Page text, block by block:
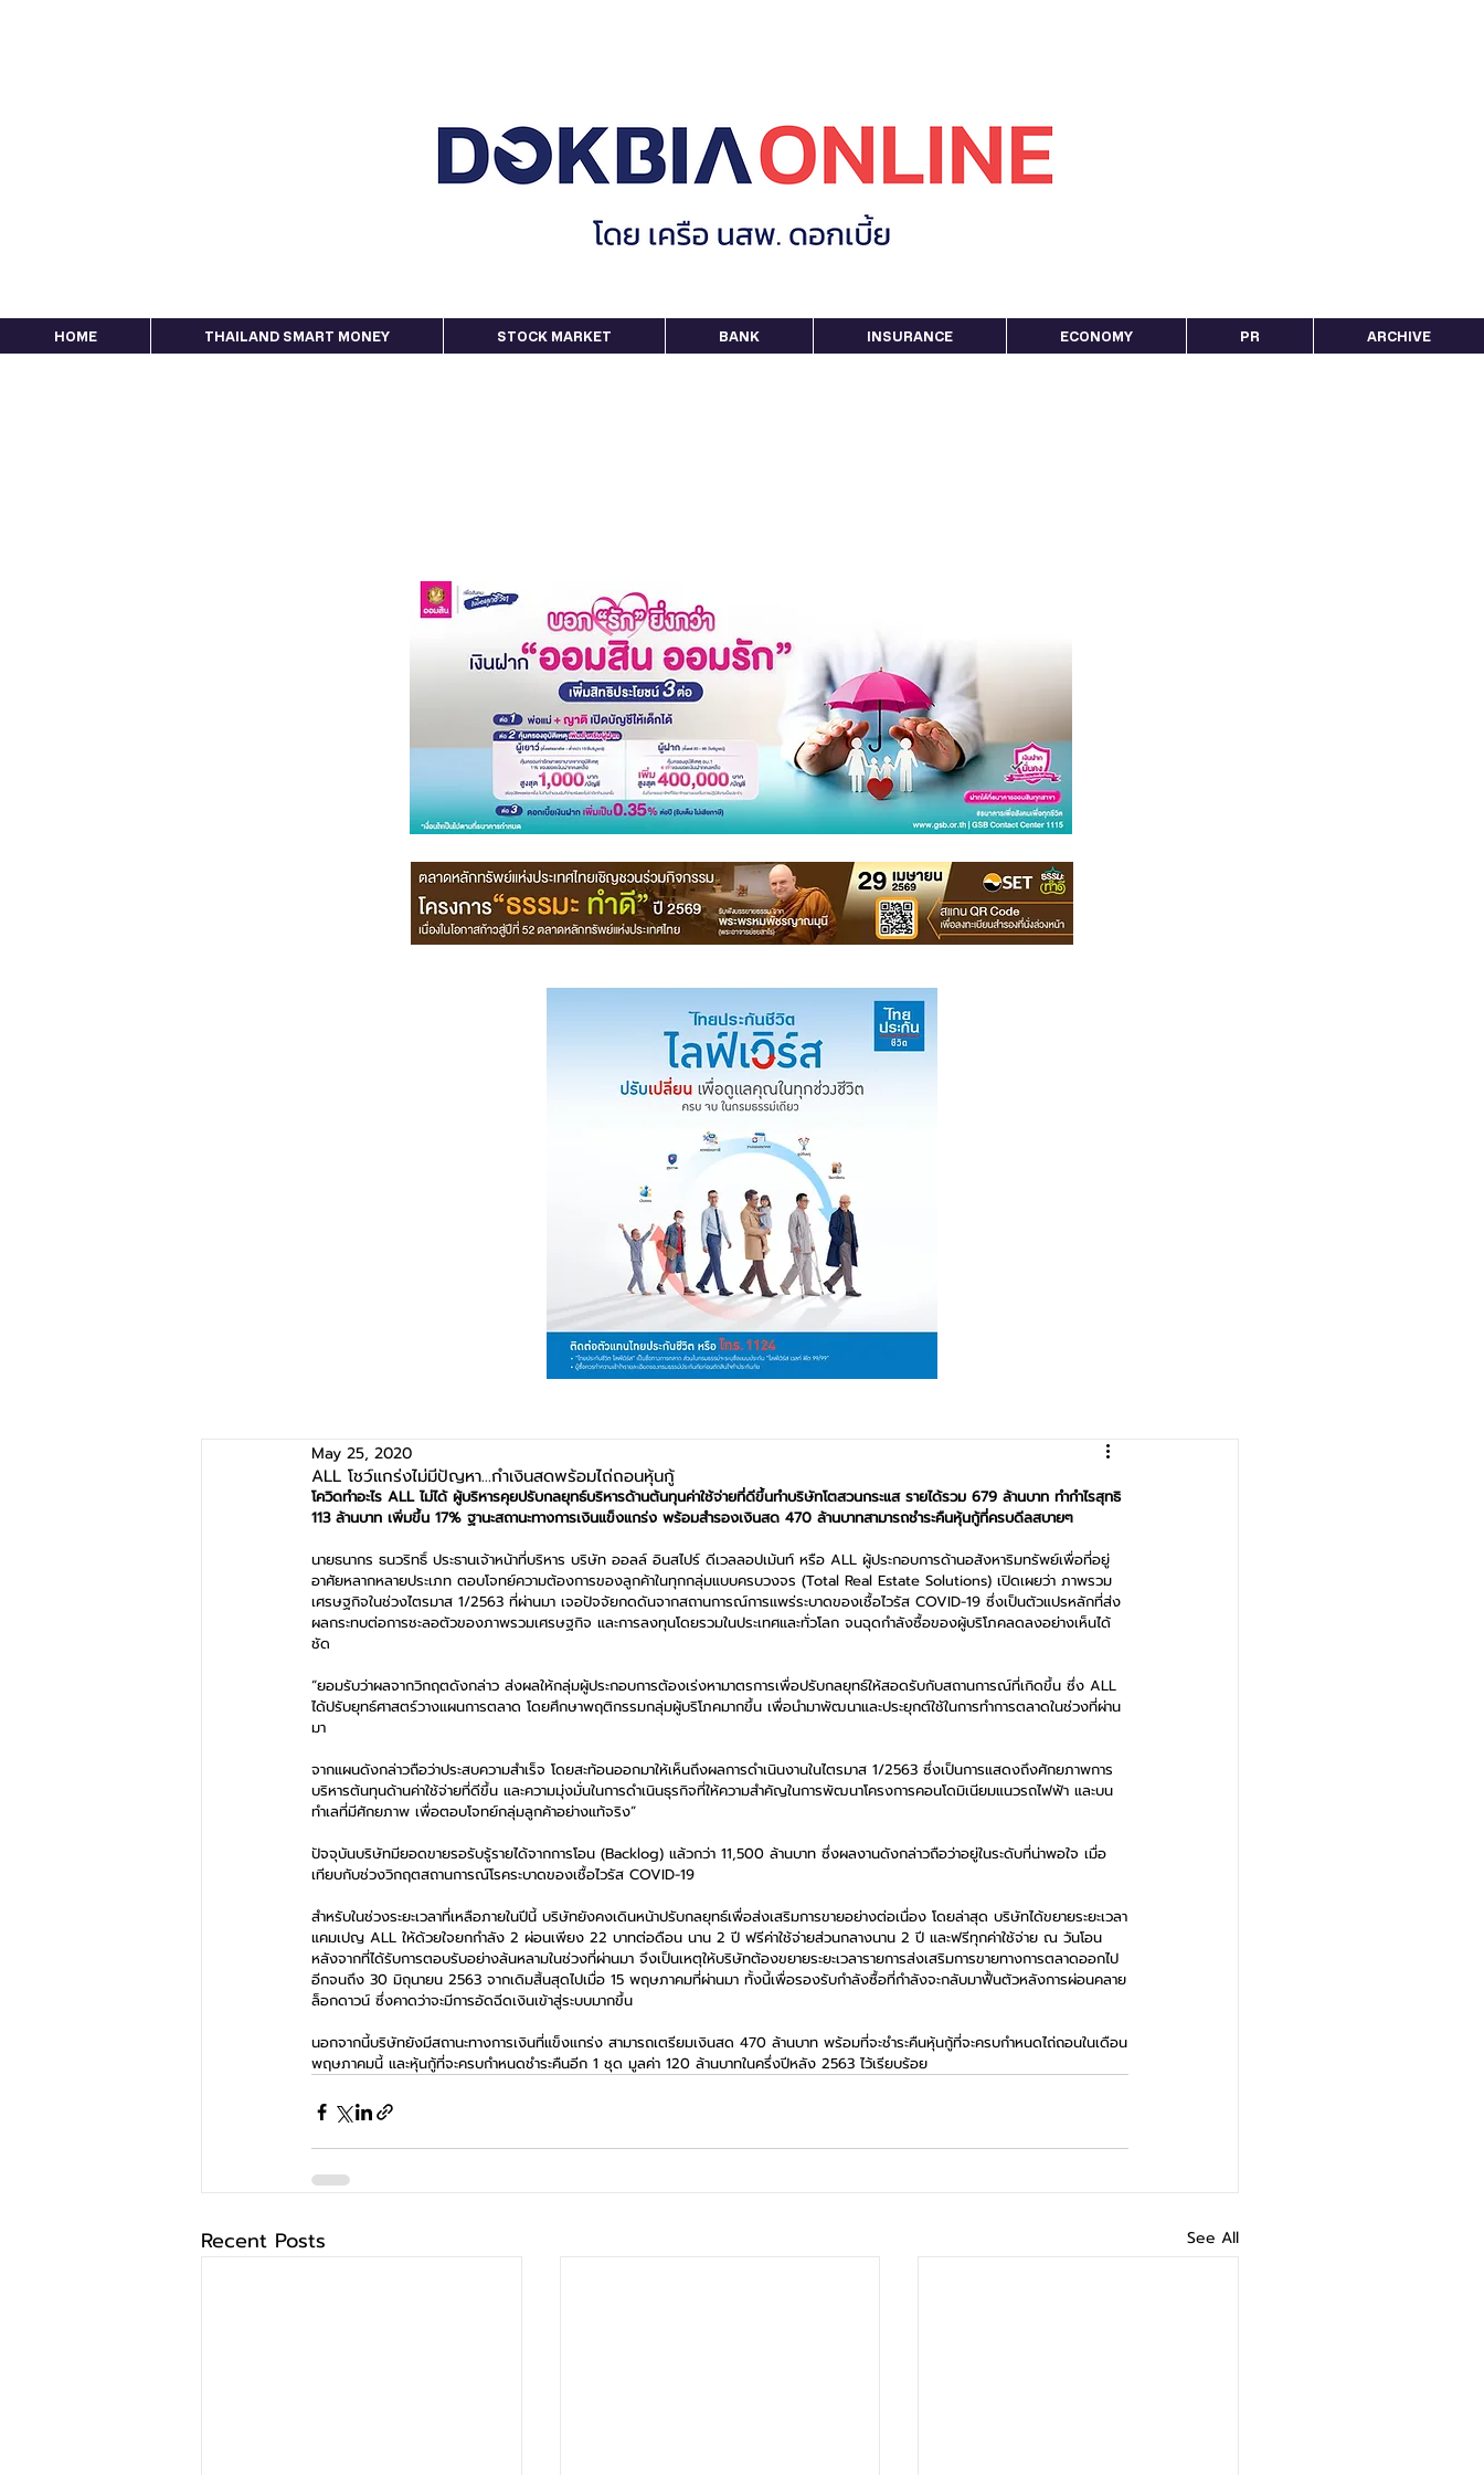
HOME THAILAND SMART MONEY STOCK MARKET BANK INSURANCE ECONOMY PR ARCHIVE
ALL โชว์แกร่งไม่มีปัญหา...กำเงินสดพร้อมไถ่ถอนหุ้นกู้
May 25, 2020
โควิดทำอะไร ALL ไม่ได้ ผู้บริหารคุยปรับกลยุทธ์บริหารด้านต้นทุนค่าใช้จ่ายที่ดีขึ้นทำบริษัทโตสวนกระแส รายได้รวม 679 ล้านบาท ทำกำไรสุทธิ
113 ล้านบาท เพิ่มขึ้น 17% ฐานะสถานะทางการเงินแข็งแกร่ง พร้อมสำรองเงินสด 470 ล้านบาทสามารถชำระคืนหุ้นกู้ที่ครบดีลสบายๆ
นายธนากร ธนวริทธิ์ ประธานเจ้าหน้าที่บริหาร บริษัท ออลล์ อินสไปร์ ดีเวลลอปเม้นท์ หรือ ALL ผู้ประกอบการด้านอสังหาริมทรัพย์เพื่อที่อยู่
อาศัยหลากหลายประเภท ตอบโจทย์ความต้องการของลูกค้าในทุกกลุ่มแบบครบวงจร (Total Real Estate Solutions) เปิดเผยว่า ภาพรวม
เศรษฐกิจในช่วงไตรมาส 1/2563 ที่ผ่านมา เจอปัจจัยกดดันจากสถานการณ์การแพร่ระบาดของเชื้อไวรัส COVID-19 ซึ่งเป็นตัวแปรหลักที่ส่ง
ผลกระทบต่อการชะลอตัวของภาพรวมเศรษฐกิจ และการลงทุนโดยรวมในประเทศและทั่วโลก จนฉุดกำลังซื้อของผู้บริโภคลดลงอย่างเห็นได้
ชัด
“ยอมรับว่าผลจากวิกฤตดังกล่าว ส่งผลให้กลุ่มผู้ประกอบการต้องเร่งหามาตรการเพื่อปรับกลยุทธ์ให้สอดรับกับสถานการณ์ที่เกิดขึ้น ซึ่ง ALL
ได้ปรับยุทธ์ศาสตร์วางแผนการตลาด โดยศึกษาพฤติกรรมกลุ่มผู้บริโภคมากขึ้น เพื่อนำมาพัฒนาและประยุกต์ใช้ในการทำการตลาดในช่วงที่ผ่าน
มา
จากแผนดังกล่าวถือว่าประสบความสำเร็จ โดยสะท้อนออกมาให้เห็นถึงผลการดำเนินงานในไตรมาส 1/2563 ซึ่งเป็นการแสดงถึงศักยภาพการ
บริหารต้นทุนด้านค่าใช้จ่ายที่ดีขึ้น และความมุ่งมั่นในการดำเนินธุรกิจที่ให้ความสำคัญในการพัฒนาโครงการคอนโดมิเนียมแนวรถไฟฟ้า และบน
ทำเลที่มีศักยภาพ เพื่อตอบโจทย์กลุ่มลูกค้าอย่างแท้จริง”
ปัจจุบันบริษัทมียอดขายรอรับรู้รายได้จากการโอน (Backlog) แล้วกว่า 11,500 ล้านบาท ซึ่งผลงานดังกล่าวถือว่าอยู่ในระดับที่น่าพอใจ เมื่อ
เทียบกับช่วงวิกฤตสถานการณ์โรคระบาดของเชื้อไวรัส COVID-19
สำหรับในช่วงระยะเวลาที่เหลือภายในปีนี้ บริษัทยังคงเดินหน้าปรับกลยุทธ์เพื่อส่งเสริมการขายอย่างต่อเนื่อง โดยล่าสุด บริษัทได้ขยายระยะเวลา
แคมเปญ ALL ให้ด้วยใจยกกำลัง 2 ผ่อนเพียง 22 บาทต่อดือน นาน 2 ปี ฟรีค่าใช้จ่ายส่วนกลางนาน 2 ปี และฟรีทุกค่าใช้จ่าย ณ วันโอน
หลังจากที่ได้รับการตอบรับอย่างล้นหลามในช่วงที่ผ่านมา จึงเป็นเหตุให้บริษัทต้องขยายระยะเวลารายการส่งเสริมการขายทางการตลาดออกไป
อีกจนถึง 30 มิถุนายน 2563 จากเดิมสิ้นสุดไปเมื่อ 15 พฤษภาคมที่ผ่านมา ทั้งนี้เพื่อรองรับกำลังซื้อที่กำลังจะกลับมาฟื้นตัวหลังการผ่อนคลาย
ล็อกดาวน์ ซึ่งคาดว่าจะมีการอัดฉีดเงินเข้าสู่ระบบมากขึ้น
นอกจากนี้บริษัทยังมีสถานะทางการเงินที่แข็งแกร่ง สามารถเตรียมเงินสด 470 ล้านบาท พร้อมที่จะชำระคืนหุ้นกู้ที่จะครบกำหนดไถ่ถอนในเดือน
พฤษภาคมนี้ และหุ้นกู้ที่จะครบกำหนดชำระคืนอีก 1 ชุด มูลค่า 120 ล้านบาทในครึ่งปีหลัง 2563 ไว้เรียบร้อย
Recent Posts See All